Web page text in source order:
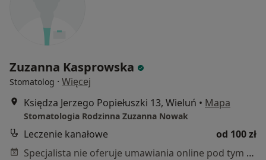
Zuzanna Kasprowska
Stomatolog · Więcej
Księdza Jerzego Popiełuszki 13, Wieluń • Mapa
Stomatologia Rodzinna Zuzanna Nowak
Leczenie kanałowe
od 100 zł
Specjalista nie oferuje umawiania online pod tym adresem.